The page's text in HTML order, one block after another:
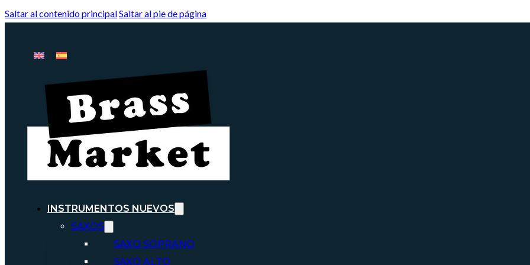
Saltar al contenido principalSaltar al pie de página
INSTRUMENTOS NUEVOS
SAXOS
SAXO SOPRANO
SAXO ALTO